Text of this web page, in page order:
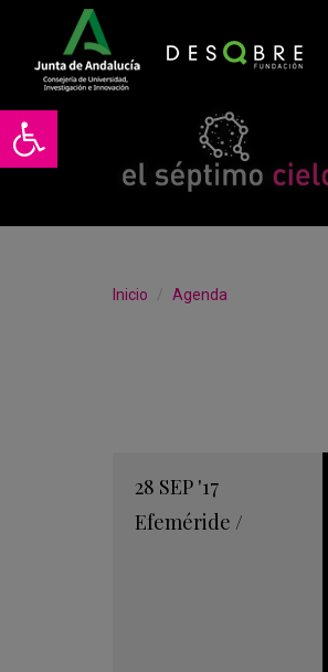
Abrir barra de herramientas
Inicio Agenda
28 SEP '17
Efeméride /